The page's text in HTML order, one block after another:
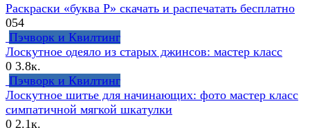
Раскраски «буква Р» скачать и распечатать бесплатно
054
Пэчворк и Квилтинг
Лоскутное одеяло из старых джинсов: мастер класс
0 3.8к.
Пэчворк и Квилтинг
Лоскутное шитье для начинающих: фото мастер класс
симпатичной мягкой шкатулки
0 2.1к.